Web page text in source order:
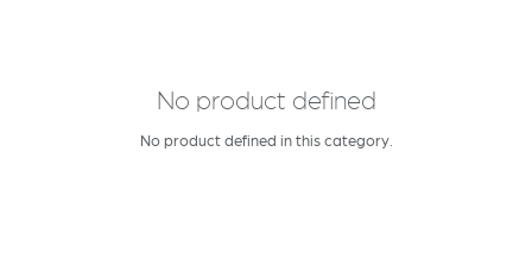
No product defined
No product defined in this category.